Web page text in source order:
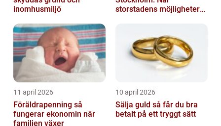
inomhusmiljö
storstadens möjligheter
11 april 2026
Föräldrapenning så
fungerar ekonomin när
familjen växer
10 april 2026
Sälja guld så får du bra
betalt på ett tryggt sätt